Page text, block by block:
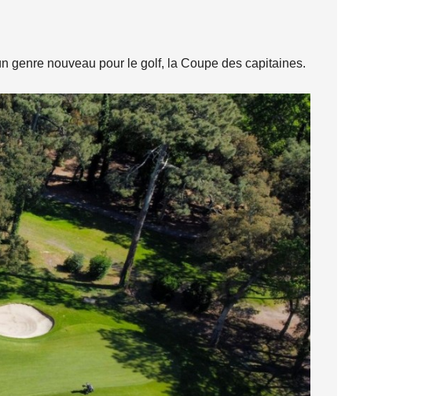
genre nouveau pour le golf, la Coupe des capitaines.